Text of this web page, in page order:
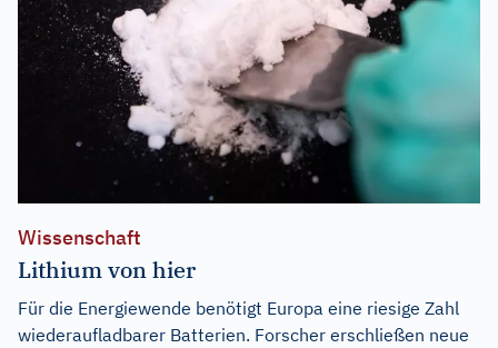
Wissenschaft
Lithium von hier
Für die Energiewende benötigt Europa eine riesige Zahl
wiederaufladbarer Batterien. Forscher erschließen neue